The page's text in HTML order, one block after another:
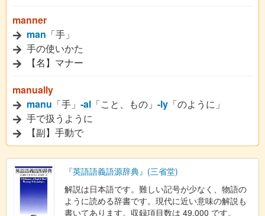
manner
man 「手」
手の使いかた
【名】マナー
manually
manu 「手」 -al 「こと、もの」 -ly 「のように」
手で扱うように
【副】手動で
『英語語義語源辞典』(三省堂)
解説は日本語です。難しい記号が少なく、物語の
ように読める辞書です。現代に近い意味の解説も
書いてあります。収録項目数は 49,000 です。